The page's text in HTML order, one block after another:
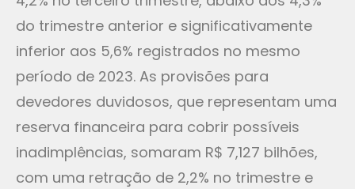
do trimestre anterior e significativamente
inferior aos 5,6% registrados no mesmo
período de 2023. As provisões para
devedores duvidosos, que representam uma
reserva financeira para cobrir possíveis
inadimplências, somaram R$ 7,127 bilhões,
com uma retração de 2,2% no trimestre e